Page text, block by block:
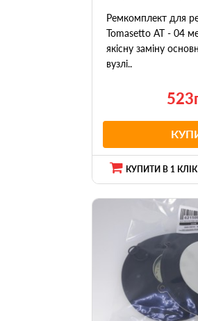
Ремкомплект для
Tomasetto AT - 04
якісну заміну
вузлі..
КУПИТИ В 1 КЛІК